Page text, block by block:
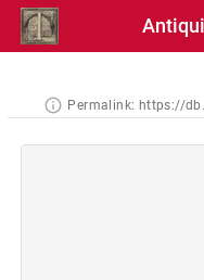
Permalink: https://